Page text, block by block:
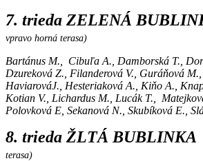
7. trieda ZELENÁ
vpravo horná terasa)
Bartánus M., Cibuľa A., Damborská T.,
Dzureková Z., Filanderová V., Guráňová
HaviarováJ., Hesteriaková A., Kiňo A.,
Kotian V., Lichardus M., Lucák T.,
Polovková E, Sekanová N., Skubíková E.,
8. trieda ŽLTÁ BUBLINKA
terasa)